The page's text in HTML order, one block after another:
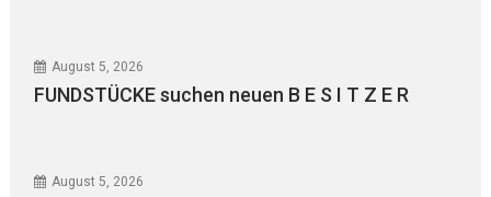
August 5, 2026
FUNDSTÜCKE suchen neuen B E S I T Z E R
August 5, 2026